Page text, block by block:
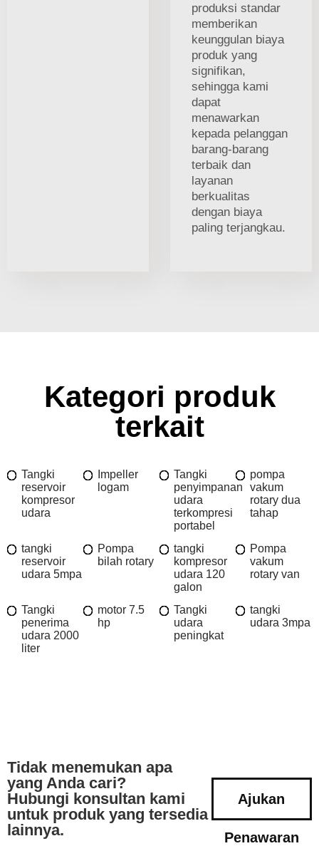
produksi standar
memberikan
keunggulan biaya
produk yang
signifikan,
sehingga kami
dapat
menawarkan
kepada pelanggan
barang-barang
terbaik dan
layanan
berkualitas
dengan biaya
paling terjangkau.
Kategori produk
terkait
Tangki
reservoir
kompresor
udara
Impeller
logam
Tangki
penyimpanan
udara
terkompresi
portabel
pompa
vakum
rotary dua
tahap
tangki
reservoir
udara 5mpa
Pompa
bilah rotary
tangki
kompresor
udara 120
galon
Pompa
vakum
rotary van
Tangki
penerima
udara 2000
liter
motor 7.5
hp
Tangki
udara
peningkat
tangki
udara 3mpa
Tidak menemukan apa
yang Anda cari?
Hubungi konsultan kami
untuk produk yang tersedia
lainnya.
Ajukan
Penawaran